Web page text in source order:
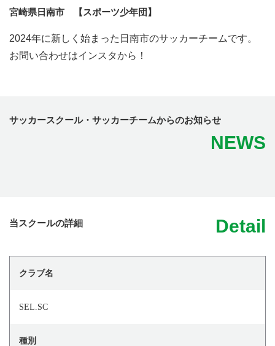
宮崎県日南市 【スポーツ少年団】
2024年に新しく始まった日南市のサッカーチームです。
お問い合わせはインスタから！
サッカースクール・サッカーチームからのお知らせ
NEWS
当スクールの詳細 Detail
クラブ名
SEL.SC
種別